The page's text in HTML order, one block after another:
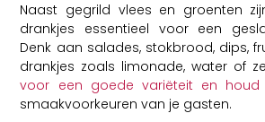
Naast gegrild vlees en groenten
drankjes essentieel voor een
Denk aan salades, stokbrood, dips,
drankjes zoals limonade, water of
voor een goede variëteit en houd
smaakvoorkeuren van je gasten.